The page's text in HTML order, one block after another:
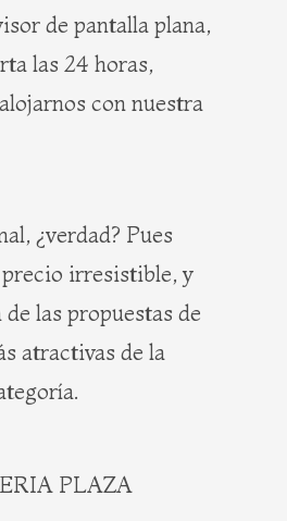
de pantalla plana,
las 24 horas,
con nuestra
¿verdad? Pues
irresistible, y
las propuestas de
atractivas de la
PLAZA